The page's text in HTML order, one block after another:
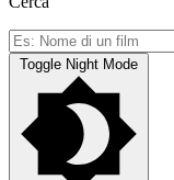
Toggle Night Mode